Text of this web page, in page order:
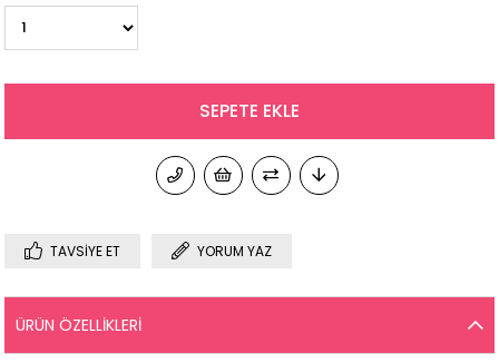
TAVSIYE ET YORUM YAZ
ÜRÜN ÖZELLIKLERI